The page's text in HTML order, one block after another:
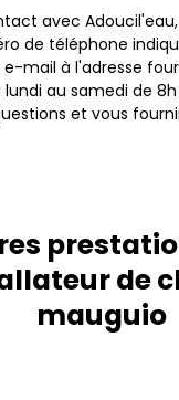
avec
de téléphone
mail à l'adresse
au samedi de
et vous
de
mauguio